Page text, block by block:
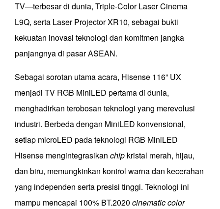
TV—terbesar di dunia, Triple-Color Laser Cinema
L9Q, serta Laser Projector XR10, sebagai bukti
kekuatan inovasi teknologi dan komitmen jangka
panjangnya di pasar ASEAN.
Sebagai sorotan utama acara, Hisense 116” UX
menjadi TV RGB MiniLED pertama di dunia,
menghadirkan terobosan teknologi yang merevolusi
industri. Berbeda dengan MiniLED konvensional,
setiap microLED pada teknologi RGB MiniLED
Hisense mengintegrasikan chip kristal merah, hijau,
dan biru, memungkinkan kontrol warna dan kecerahan
yang independen serta presisi tinggi. Teknologi ini
mampu mencapai 100% BT.2020 cinematic color